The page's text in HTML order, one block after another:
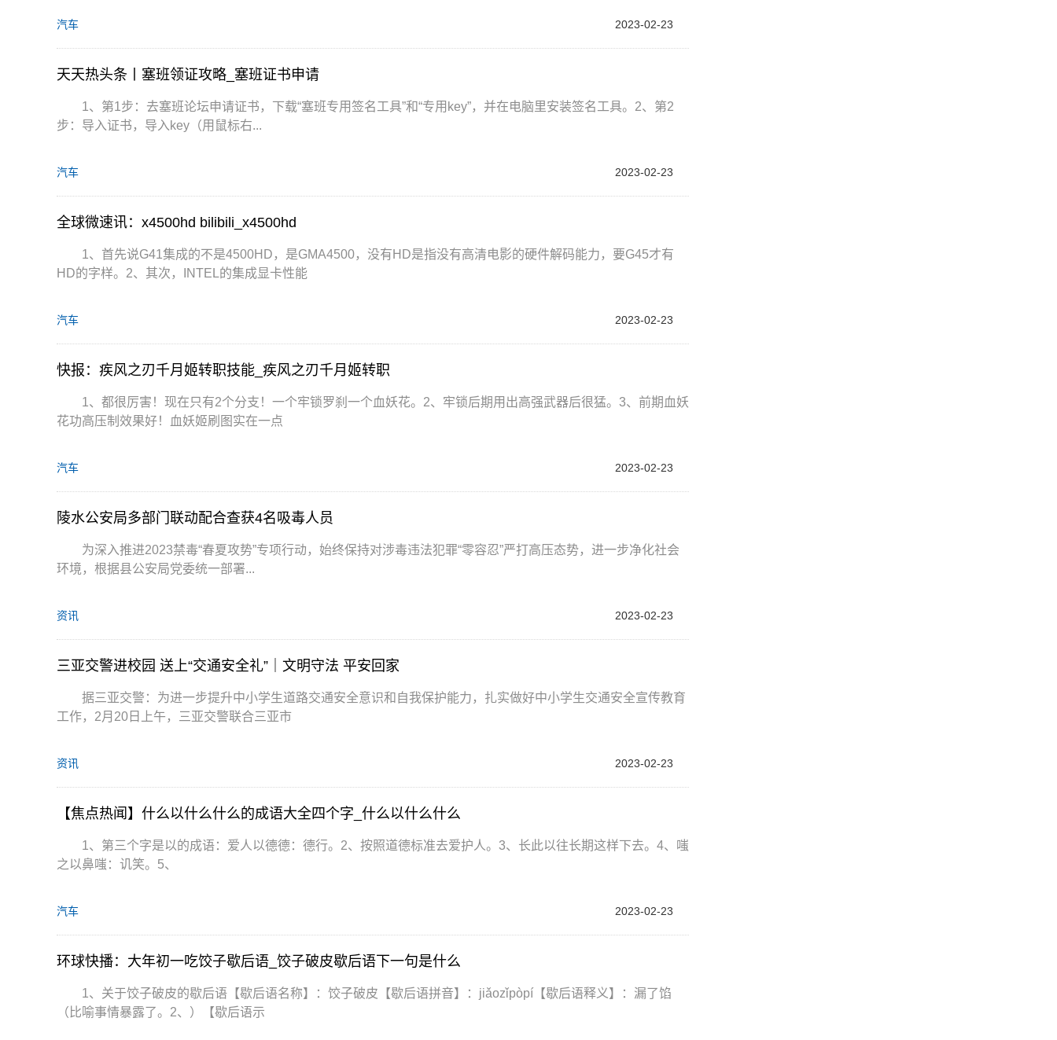
汽车 2023-02-23
天天热头条丨塞班领证攻略_塞班证书申请
1、第1步：去塞班论坛申请证书，下载“塞班专用签名工具”和“专用key”，并在电脑里安装签名工具。2、第2
步：导入证书，导入key（用鼠标右...
汽车 2023-02-23
全球微速讯：x4500hd bilibili_x4500hd
1、首先说G41集成的不是4500HD，是GMA4500，没有HD是指没有高清电影的硬件解码能力，要G45才有
HD的字样。2、其次，INTEL的集成显卡性能
汽车 2023-02-23
快报：疾风之刃千月姬转职技能_疾风之刃千月姬转职
1、都很厉害！现在只有2个分支！一个牢锁罗刹一个血妖花。2、牢锁后期用出高强武器后很猛。3、前期血妖
花功高压制效果好！血妖姬刷图实在一点
汽车 2023-02-23
陵水公安局多部门联动配合查获4名吸毒人员
为深入推进2023禁毒“春夏攻势”专项行动，始终保持对涉毒违法犯罪“零容忍”严打高压态势，进一步净化社会
环境，根据县公安局党委统一部署...
资讯 2023-02-23
三亚交警进校园 送上“交通安全礼”｜文明守法 平安回家
据三亚交警：为进一步提升中小学生道路交通安全意识和自我保护能力，扎实做好中小学生交通安全宣传教育
工作，2月20日上午，三亚交警联合三亚市
资讯 2023-02-23
【焦点热闻】什么以什么什么的成语大全四个字_什么以什么什么
1、第三个字是以的成语：爱人以德德：德行。2、按照道德标准去爱护人。3、长此以往长期这样下去。4、嗤
之以鼻嗤：讥笑。5、
汽车 2023-02-23
环球快播：大年初一吃饺子歇后语_饺子破皮歇后语下一句是什么
1、关于饺子破皮的歇后语【歇后语名称】：饺子破皮【歇后语拼音】：jiǎozǐpòpí【歇后语释义】：漏了馅
（比喻事情暴露了。2、）【歇后语示